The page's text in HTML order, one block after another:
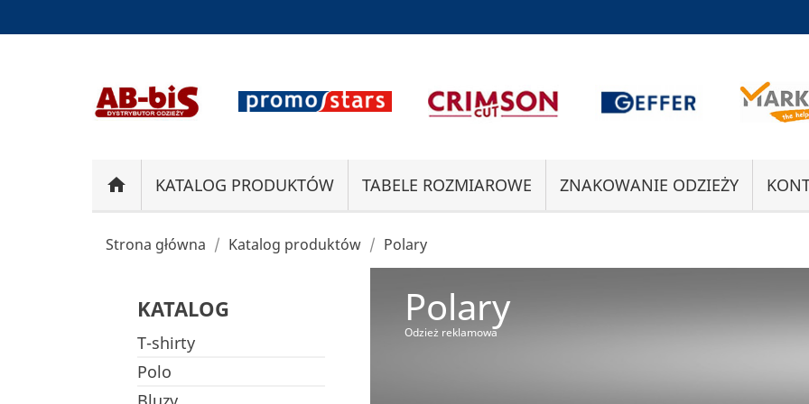
home KATALOG PRODUKTÓW TABELE ROZMIAROWE ZNAKOWANIE ODZIEŻY
Strona główna Katalog produktów Polary
KATALOG
T-shirty
Polo
Polary
Odzież reklamowa